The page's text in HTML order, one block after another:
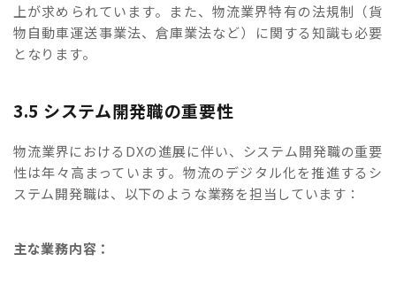
上が求められています。また、物流業界特有の法規制（貨
物自動車運送事業法、倉庫業法など）に関する知識も必要
となります。
3.5 システム開発職の重要性
物流業界におけるDXの進展に伴い、システム開発職の重要
性は年々高まっています。物流のデジタル化を推進するシ
ステム開発職は、以下のような業務を担当しています：
主な業務内容：